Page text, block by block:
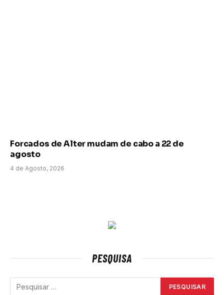
Forcados de Alter mudam de cabo a 22 de
agosto
4 de Agosto, 2026
PESQUISA